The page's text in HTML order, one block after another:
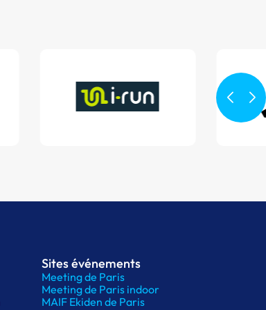
Sites événements
Meeting de Paris
Meeting de Paris indoor
MAIF Ekiden de Paris